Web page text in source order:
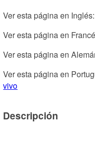
Ver esta página en Inglés:
Ver esta página en
Ver esta página en
Ver esta página en
vivo
Descripción